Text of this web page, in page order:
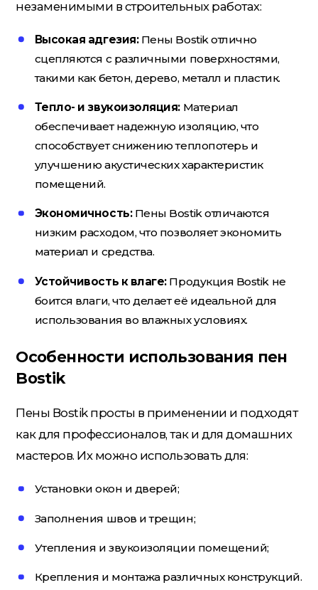
Стеклохолст; Клей для обоев
Строительный инструмент
Уголки; маяки
Электрика
незаменимыми в строительных работах:
Высокая адгезия:Пены Bostik отлично
сцепляются с различными поверхностями,
такими как бетон, дерево, металл и пластик.
Тепло- и звукоизоляция:Материал
обеспечивает надежную изоляцию, что
способствует снижению теплопотерь и
улучшению акустических характеристик
помещений.
Экономичность:Пены Bostik отличаются
низким расходом, что позволяет экономить
материал и средства.
Устойчивость к влаге:Продукция Bostik не
боится влаги, что делает её идеальной для
использования во влажных условиях.
Особенности использования пен
Bostik
Пены Bostik просты в применении и подходят
как для профессионалов, так и для домашних
мастеров. Их можно использовать для:
Установки окон и дверей;
Заполнения швов и трещин;
Утепления и звукоизоляции помещений;
Крепления и монтажа различных конструкций.